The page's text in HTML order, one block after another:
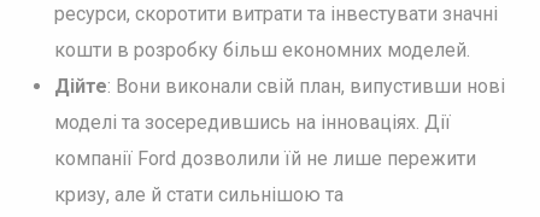
ресурси, скоротити витрати та інвестувати значні
кошти в розробку більш економних моделей.
Дійте: Вони виконали свій план, випустивши нові
моделі та зосередившись на інноваціях. Дії
компанії Ford дозволили їй не лише пережити
кризу, але й стати сильнішою та